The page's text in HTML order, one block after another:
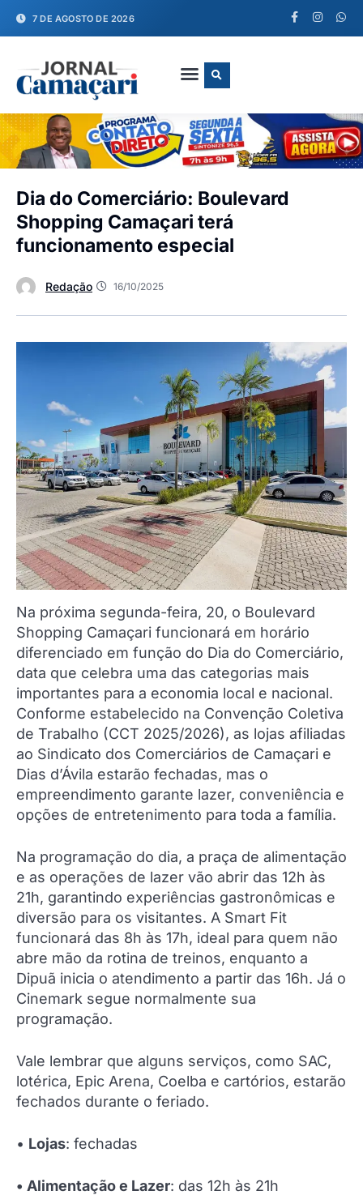
7 DE AGOSTO DE 2026
Dia do Comerciário: Boulevard
Shopping Camaçari terá
funcionamento especial
Redação 16/10/2025
Na próxima segunda-feira, 20, o Boulevard
Shopping Camaçari funcionará em horário
diferenciado em função do Dia do Comerciário,
data que celebra uma das categorias mais
importantes para a economia local e nacional.
Conforme estabelecido na Convenção Coletiva
de Trabalho (CCT 2025/2026), as lojas afiliadas
ao Sindicato dos Comerciários de Camaçari e
Dias d’Ávila estarão fechadas, mas o
empreendimento garante lazer, conveniência e
opções de entretenimento para toda a família.
Na programação do dia, a praça de alimentação
e as operações de lazer vão abrir das 12h às
21h, garantindo experiências gastronômicas e
diversão para os visitantes. A Smart Fit
funcionará das 8h às 17h, ideal para quem não
abre mão da rotina de treinos, enquanto a
Dipuã inicia o atendimento a partir das 16h. Já o
Cinemark segue normalmente sua
programação.
Vale lembrar que alguns serviços, como SAC,
lotérica, Epic Arena, Coelba e cartórios, estarão
fechados durante o feriado.
• Lojas: fechadas
• Alimentação e Lazer: das 12h às 21h